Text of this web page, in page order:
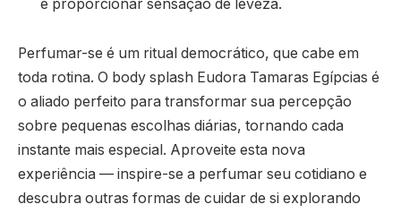
e proporcionar sensação de leveza.
Perfumar-se é um ritual democrático, que cabe em
toda rotina. O body splash Eudora Tamaras Egípcias é
o aliado perfeito para transformar sua percepção
sobre pequenas escolhas diárias, tornando cada
instante mais especial. Aproveite esta nova
experiência — inspire-se a perfumar seu cotidiano e
descubra outras formas de cuidar de si explorando